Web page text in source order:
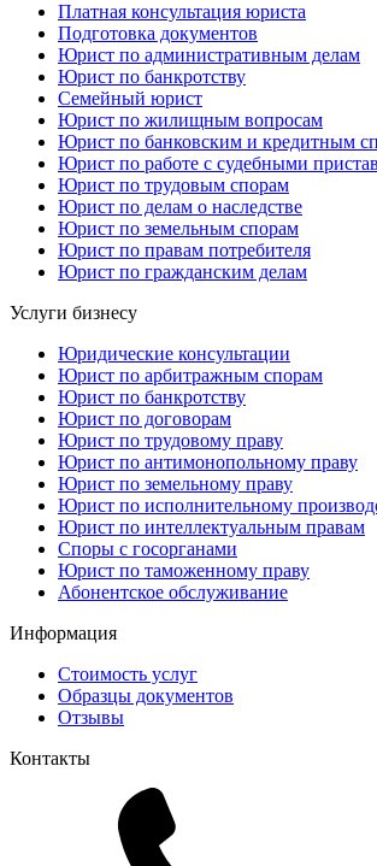
Платная консультация юриста
Подготовка документов
Юрист по административным делам
Юрист по банкротству
Семейный юрист
Юрист по жилищным вопросам
Юрист по банковским и кредитным
Юрист по работе с судебными
Юрист по трудовым спорам
Юрист по делам о наследстве
Юрист по земельным спорам
Юрист по правам потребителя
Юрист по гражданским делам
Услуги бизнесу
Юридические консультации
Юрист по арбитражным спорам
Юрист по банкротству
Юрист по договорам
Юрист по трудовому праву
Юрист по антимонопольному праву
Юрист по земельному праву
Юрист по исполнительному
Юрист по интеллектуальным правам
Споры с госорганами
Юрист по таможенному праву
Абонентское обслуживание
Информация
Стоимость услуг
Образцы документов
Отзывы
Контакты